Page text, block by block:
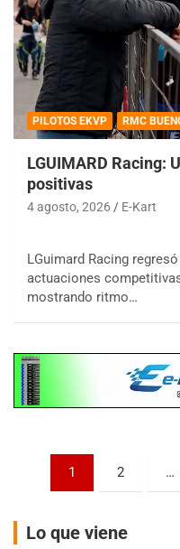
PILOTOS EKVP RMC
LGUIMARD Racing:
positivas
4 agosto, 2026 E-Kart
LGuimard Racing
actuaciones
mostrando ritmo…
Paginación
entradas
1 2 …
Lo que viene
COBERTURA ESPECIAL DE
08/09-AGO
Ramiro Tot (Asfalto)
KDO - F6
Ciudad de Trenque Lauquen
Trenque Lauquen (Buenos Aires)
Villaguay (Entre Ríos)
El Cerro (Tierra)